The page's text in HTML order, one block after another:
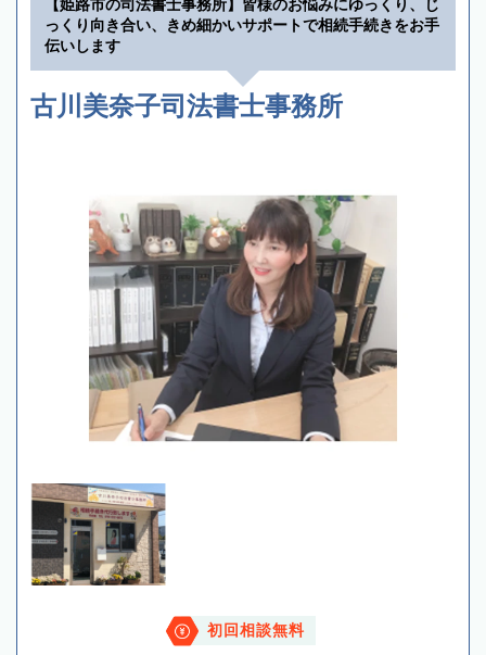
【姫路市の司法書士事務所】皆様のお悩みにゆっくり、じ
っくり向き合い、きめ細かいサポートで相続手続きをお手
伝いします
古川美奈子司法書士事務所
初回相談無料